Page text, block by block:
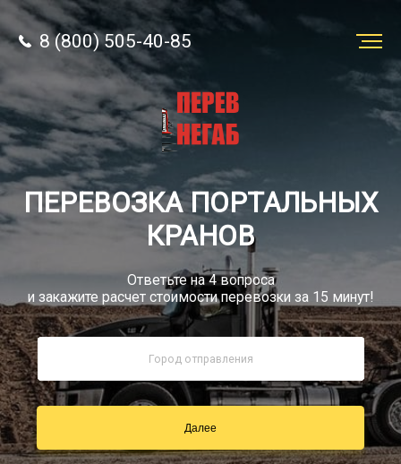
8 (800) 505-40-85
Звонок по России бесплатно
sale@simtruck-negabarit.ru
Заказать
перевозку
Грузы
8 (800) 505-40-85
ПЕРЕВОЗКА ПОРТАЛЬНЫХ
КРАНОВ
Ответьте на 4 вопроса
и закажите расчет стоимости перевозки за 15 минут!
Далее